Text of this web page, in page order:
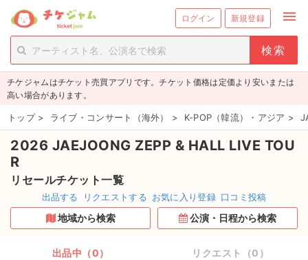
ログイン 新規登録 menu
person_add 新規会員登録
チケットを探す
新着チケット
値下げしたチケット
都道府県からチケットを探す
もうすぐ開催のチケット
チケジャムはチケット売買アプリです。チケット価格は定価より安いまたは
高い場合があります。
トップ > ライブ・コンサート（海外） > K-POP（韓流）・アジア >
2026 JAEJOONG ZEPP & HALL LIVE TOU
R
リセールチケット一覧
出品する リクエストする お気に入り登録 口コミ投稿
地域から検索 公演・日程から検索
出品中（0） リクエスト（0）